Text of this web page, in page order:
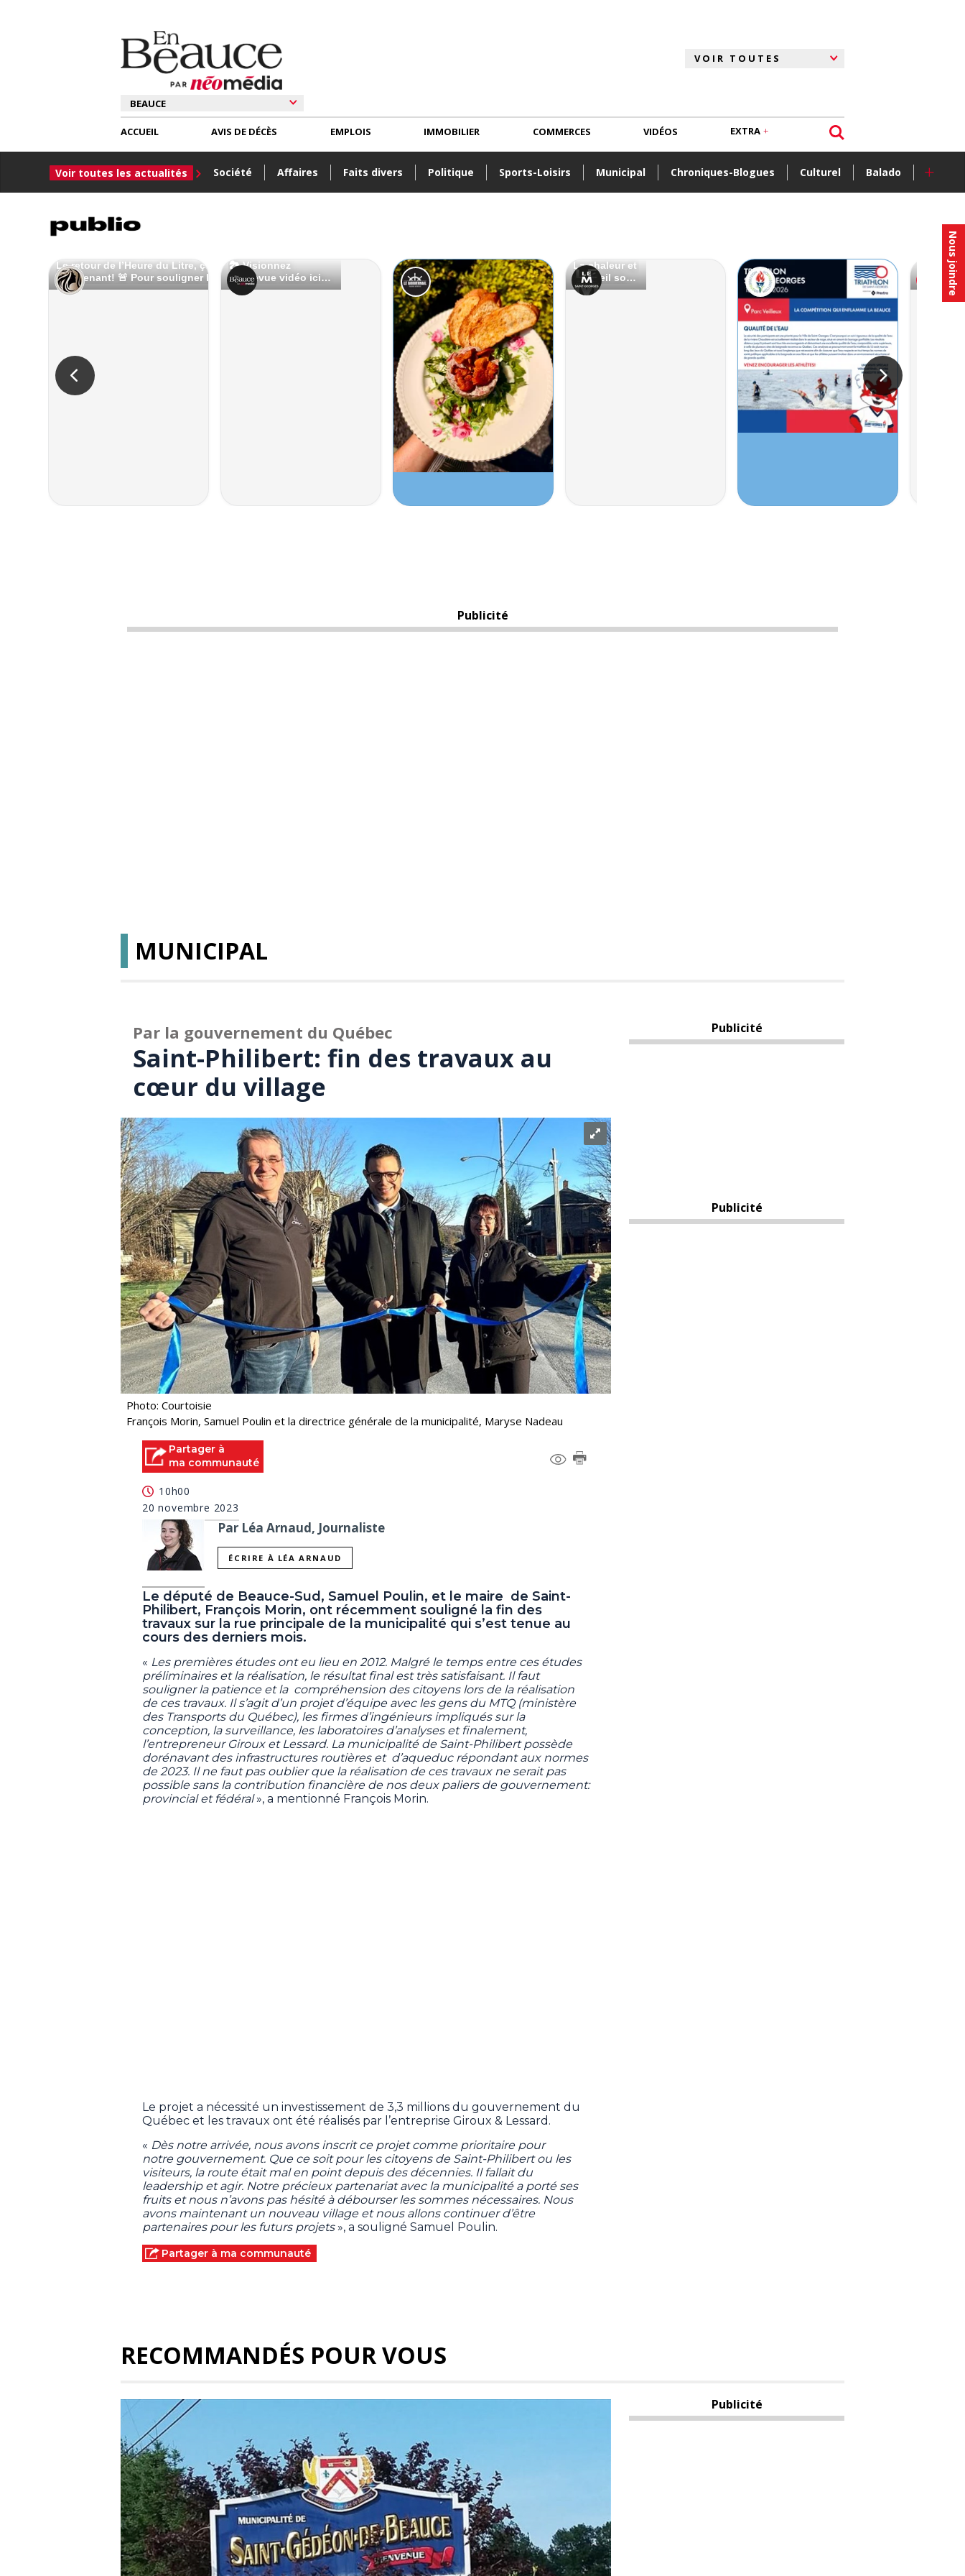
Nous joindre
ACCUEIL
Voir toutes les actualités Société Affaires Faits divers Politique Sports-Loisirs Municipal Chroniques-Blogues Culturel Balado +
AVIS DE DÉCÈS EMPLOIS IMMOBILIER COMMERCES VIDÉOS EXTRA
Publicité
MUNICIPAL
Par la gouvernement du Québec
Saint-Philibert: fin des travaux au
cœur du village
Photo: Courtoisie
François Morin, Samuel Poulin et la directrice générale de la municipalité, Maryse Nadeau
Partager à
ma communauté
10h00
20 novembre 2023
Par Léa Arnaud, Journaliste
ÉCRIRE À LÉA ARNAUD
Le député de Beauce-Sud, Samuel Poulin, et le maire de Saint-
Philibert, François Morin, ont récemment souligné la fin des
travaux sur la rue principale de la municipalité qui s’est tenue au
cours des derniers mois.
« Les premières études ont eu lieu en 2012. Malgré le temps entre ces études
préliminaires et la réalisation, le résultat final est très satisfaisant. Il faut
souligner la patience et la compréhension des citoyens lors de la réalisation
de ces travaux. Il s’agit d’un projet d’équipe avec les gens du MTQ (ministère
des Transports du Québec), les firmes d’ingénieurs impliqués sur la
conception, la surveillance, les laboratoires d’analyses et finalement,
l’entrepreneur Giroux et Lessard. La municipalité de Saint-Philibert possède
dorénavant des infrastructures routières et d’aqueduc répondant aux normes
de 2023. Il ne faut pas oublier que la réalisation de ces travaux ne serait pas
possible sans la contribution financière de nos deux paliers de gouvernement:
provincial et fédéral», a mentionné François Morin.
Le projet a nécessité un investissement de 3,3 millions du gouvernement du
Québec et les travaux ont été réalisés par l’entreprise Giroux & Lessard.
« Dès notre arrivée, nous avons inscrit ce projet comme prioritaire pour
notre gouvernement. Que ce soit pour les citoyens de Saint-Philibert ou les
visiteurs, la route était mal en point depuis des décennies. Il fallait du
leadership et agir. Notre précieux partenariat avec la municipalité a porté ses
fruits et nous n’avons pas hésité à débourser les sommes nécessaires. Nous
avons maintenant un nouveau village et nous allons continuer d’être
partenaires pour les futurs projets», a souligné Samuel Poulin.
Partager à ma communauté
Publicité
Publicité
RECOMMANDÉS POUR VOUS
Publicité